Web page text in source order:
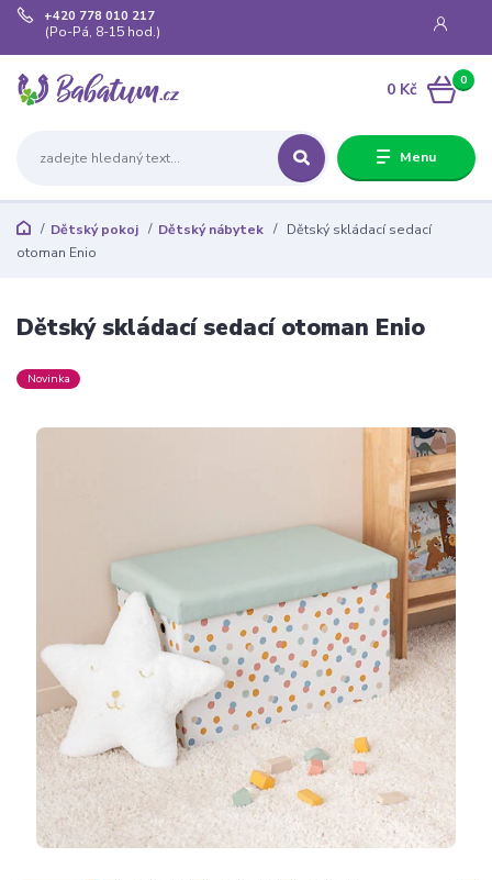
Menu
+420 778 010 217
(Po-Pá, 8-15 hod.)
0
0 Kč
Dětský pokoj Dětský nábytek
Dětský skládací sedací
otoman Enio
Dětský skládací sedací otoman Enio
Novinka